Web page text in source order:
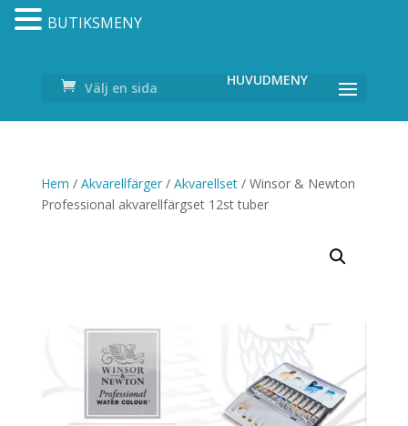
Välj en sida
Hem / Akvarellfärger/ Akvarellset/ Winsor & Newton
Professional akvarellfärgset 12st tuber
BUTIKSMENY